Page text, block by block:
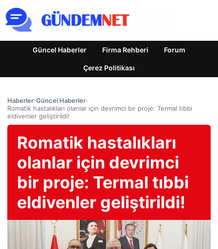
Güncel Haberler Firma Rehberi Forum
Çerez Politikası
Haberler›Güncel Haberler›
Romatik hastalıkları olanlar için devrimci bir proje: Termal tıbbi
eldivenler geliştirildi!
Romatik hastalıkları
olanlar için devrimci
bir proje: Termal tıbbi
eldivenler geliştirildi!